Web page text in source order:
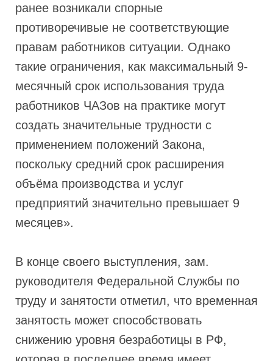
ранее возникали спорные
противоречивые не соответствующие
правам работников ситуации. Однако
такие ограничения, как максимальный 9-
месячный срок использования труда
работников ЧАЗов на практике могут
создать значительные трудности с
применением положений Закона,
поскольку средний срок расширения
объёма производства и услуг
предприятий значительно превышает 9
месяцев».
В конце своего выступления, зам.
руководителя Федеральной Службы по
труду и занятости отметил, что временная
занятость может способствовать
снижению уровня безработицы в РФ,